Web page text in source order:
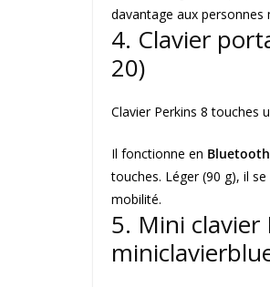
davantage aux
4. Clavier
20)
Clavier Perkins 8 touches
Il fonctionne en Bluetooth
touches. Léger (90 g), il
mobilité.
5. Mini